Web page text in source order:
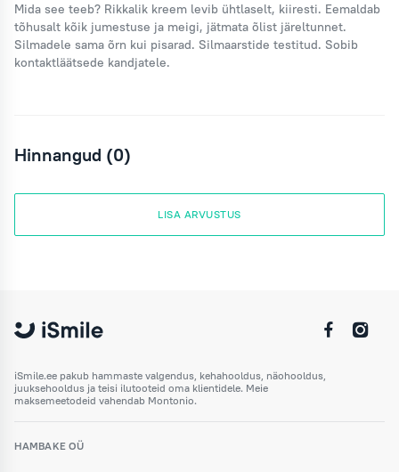
Mida see teeb? Rikkalik kreem levib ühtlaselt, kiiresti. Eemaldab
tõhusalt kõik jumestuse ja meigi, jätmata õlist järeltunnet.
Silmadele sama õrn kui pisarad. Silmaarstide testitud. Sobib
kontaktläätsede kandjatele.
Hinnangud (0)
LISA ARVUSTUS
iSmile.ee pakub hammaste valgendus, kehahooldus, näohooldus,
juuksehooldus ja teisi ilutooteid oma klientidele. Meie
maksemeetodeid vahendab Montonio.
HAMBAKE OÜ